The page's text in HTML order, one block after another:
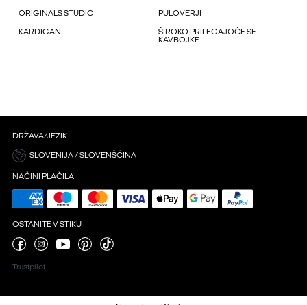
ORIGINALS STUDIO PULOVERJI
KARDIGAN
ŠIROKO PRILEGAJOČE SE
KAVBOJKE
DRŽAVA/JEZIK
SLOVENIJA / SLOVENŠČINA
NAČINI PLAČILA
OSTANITE V STIKU
Trustpilot